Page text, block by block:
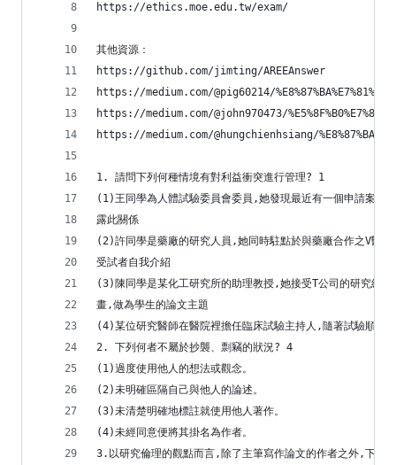
https://ethics.moe.edu.tw/exam/
其他資源：
https://github.com/jimting/AREEAnswer
https://medium.com/@pig60214/
https://medium.com/@john970473/
https://medium.com/@hungchienhsiang/
1. 請問下列何種情境有對利益衝突進行管理? 1
(1)王同學為人體試驗委員會委員,她發現最近有一個申請案件
露此關係
(2)許同學是藥廠的研究人員,她同時駐點於與藥廠合作之V醫
受試者自我介紹
(3)陳同學是某化工研究所的助理教授,她接受T公司的研究經
畫,做為學生的論文主題
(4)某位研究醫師在醫院裡擔任臨床試驗主持人,隨著試驗順利
2. 下列何者不屬於抄襲、剽竊的狀況? 4
(1)過度使用他人的想法或觀念。
(2)未明確區隔自己與他人的論述。
(3)未清楚明確地標註就使用他人著作。
(4)未經同意便將其掛名為作者。
3.以研究倫理的觀點而言,除了主筆寫作論文的作者之外,下列